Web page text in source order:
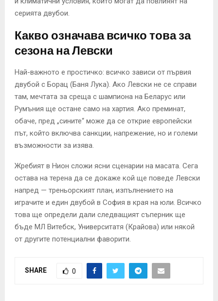
серията двубои.
Какво означава всичко това за
сезона на Левски
Най-важното е простичко: всичко зависи от първия
двубой с Борац (Баня Лука). Ако Левски не се справи
там, мечтата за среща с шампиона на Беларус или
Румъния ще остане само на хартия. Ако преминат,
обаче, пред „сините“ може да се открие европейски
път, който включва санкции, напрежение, но и големи
възможности за изява.
Жребият в Нион сложи ясни сценарии на масата. Сега
остава на терена да се докаже кой ще поведе Левски
напред — треньорският план, изпълнението на
играчите и един двубой в София в края на юли. Всичко
това ще определи дали следващият съперник ще
бъде МЛ Витебск, Университатя (Крайова) или някой
от другите потенциални фаворити.
SHARE 0